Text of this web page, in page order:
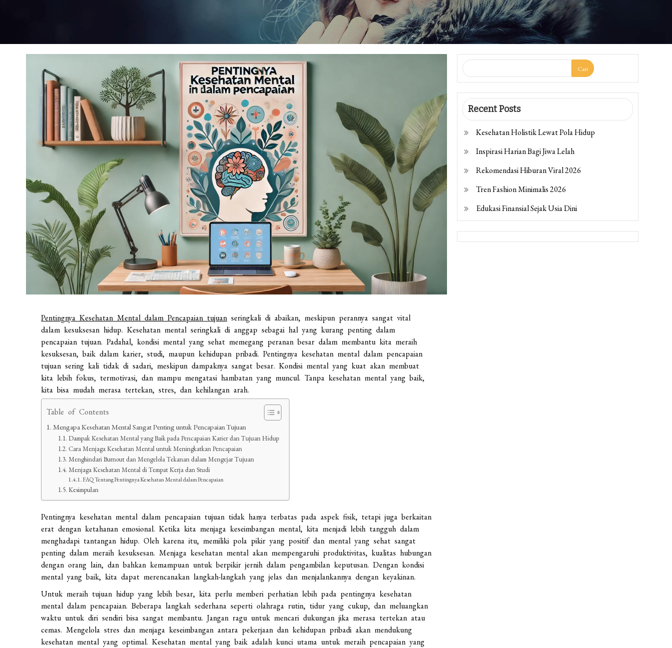
Pentingnya Kesehatan Mental dalam Pencapaian tujuan seringkali di abaikan, meskipun perannya sangat vital
dalam kesuksesan hidup. Kesehatan mental seringkali di anggap sebagai hal yang kurang penting dalam
pencapaian tujuan. Padahal, kondisi mental yang sehat memegang peranan besar dalam membantu kita meraih
kesuksesan, baik dalam karier, studi, maupun kehidupan pribadi. Pentingnya kesehatan mental dalam pencapaian
tujuan sering kali tidak di sadari, meskipun dampaknya sangat besar. Kondisi mental yang kuat akan membuat
kita lebih fokus, termotivasi, dan mampu mengatasi hambatan yang muncul. Tanpa kesehatan mental yang baik,
kita bisa mudah merasa tertekan, stres, dan kehilangan arah.
Table of Contents
Mengapa Kesehatan Mental Sangat Penting untuk Pencapaian Tujuan
Dampak Kesehatan Mental yang Baik pada Pencapaian Karier dan Tujuan Hidup
Cara Menjaga Kesehatan Mental untuk Meningkatkan Pencapaian
Menghindari Burnout dan Mengelola Tekanan dalam Mengejar Tujuan
Menjaga Kesehatan Mental di Tempat Kerja dan Studi
FAQ Tentang Pentingnya Kesehatan Mental dalam Pencapaian
Kesimpulan
Pentingnya kesehatan mental dalam pencapaian tujuan tidak hanya terbatas pada aspek fisik, tetapi juga berkaitan
erat dengan ketahanan emosional. Ketika kita menjaga keseimbangan mental, kita menjadi lebih tangguh dalam
menghadapi tantangan hidup. Oleh karena itu, memiliki pola pikir yang positif dan mental yang sehat sangat
penting dalam meraih kesuksesan. Menjaga kesehatan mental akan mempengaruhi produktivitas, kualitas hubungan
dengan orang lain, dan bahkan kemampuan untuk berpikir jernih dalam pengambilan keputusan. Dengan kondisi
mental yang baik, kita dapat merencanakan langkah-langkah yang jelas dan menjalankannya dengan keyakinan.
Untuk meraih tujuan hidup yang lebih besar, kita perlu memberi perhatian lebih pada pentingnya kesehatan
mental dalam pencapaian. Beberapa langkah sederhana seperti olahraga rutin, tidur yang cukup, dan meluangkan
waktu untuk diri sendiri bisa sangat membantu. Jangan ragu untuk mencari dukungan jika merasa tertekan atau
cemas. Mengelola stres dan menjaga keseimbangan antara pekerjaan dan kehidupan pribadi akan mendukung
kesehatan mental yang optimal. Kesehatan mental yang baik adalah kunci utama untuk meraih pencapaian yang
Cari
Recent Posts
Kesehatan Holistik Lewat Pola Hidup
Inspirasi Harian Bagi Jiwa Lelah
Rekomendasi Hiburan Viral 2026
Tren Fashion Minimalis 2026
Edukasi Finansial Sejak Usia Dini